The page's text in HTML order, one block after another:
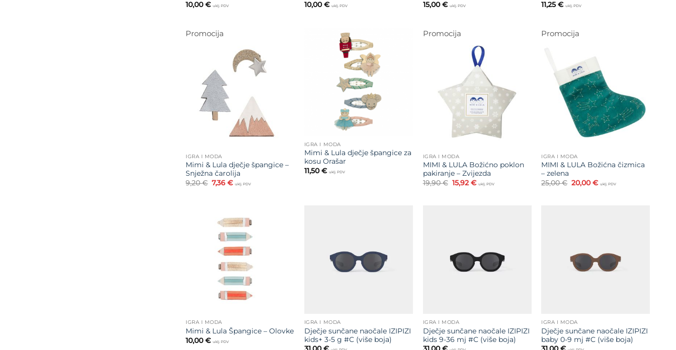
10,00€ uklj. PDV
10,00€ uklj. PDV
15,00€ uklj. PDV
11,25€ uklj. PDV
Promocija
na listu
IGRA I MODA
Mimi & Lula dječje špangice –
Snježna čarolija
9,20€ Izvorna
cijena
7,36€Trenutna
cijena
uklj. PDV
IGRA I MODA
Mimi & Lula dječje špangice za
kosu Orašar
11,50€ uklj. PDV
Promocija
IGRA I MODA
MIMI & LULA Božićno poklon
pakiranje – Zvijezda
19,90€ Izvorna
cijena
15,92 €Trenutna
cijena
uklj. PDV
Promocija
IGRA I MODA
MIMI & LULA Božićna čizmica
– zelena
25,00€ Izvorna
cijena
20,00€Trenutna
cijena
uklj. PDV
IGRA I MODA
Mimi & Lula Špangice – Olovke
10,00€ uklj. PDV
IGRA I MODA
Dječje sunčane naočale IZIPIZI
kids+ 3-5 g #C (više boja)
IGRA I MODA
Dječje sunčane naočale IZIPIZI
kids 9-36 mj #C (više boja)
IGRA I MODA
Dječje sunčane naočale IZIPIZI
baby 0-9 mj #C (više boja)